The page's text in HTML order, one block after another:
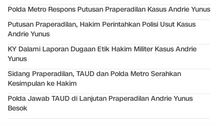
Polda Metro Respons Putusan Praperadilan Kasus Andrie Yunus
Putusan Praperadilan, Hakim Perintahkan Polisi Usut Kasus
Andrie Yunus
KY Dalami Laporan Dugaan Etik Hakim Militer Kasus Andrie
Yunus
Sidang Praperadilan, TAUD dan Polda Metro Serahkan
Kesimpulan ke Hakim
Polda Jawab TAUD di Lanjutan Praperadilan Andrie Yunus
Besok